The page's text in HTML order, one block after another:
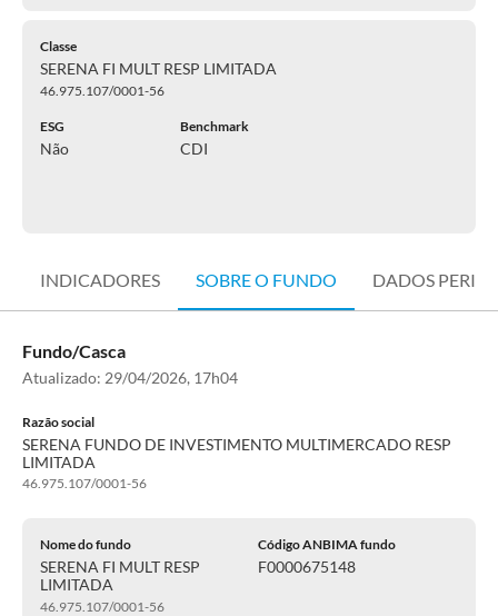
Classe
SERENA FI MULT RESP LIMITADA
46.975.107/0001-56
ESG
Não
Benchmark
CDI
INDICADORES SOBRE O FUNDO DADOS
Fundo/Casca
Atualizado: 29/04/2026, 17h04
Razão social
SERENA FUNDO DE INVESTIMENTO MULTIMERCADO RESP
LIMITADA
46.975.107/0001-56
Nome do fundo
SERENA FI MULT RESP
LIMITADA
46.975.107/0001-56
Código ANBIMA fundo
F0000675148